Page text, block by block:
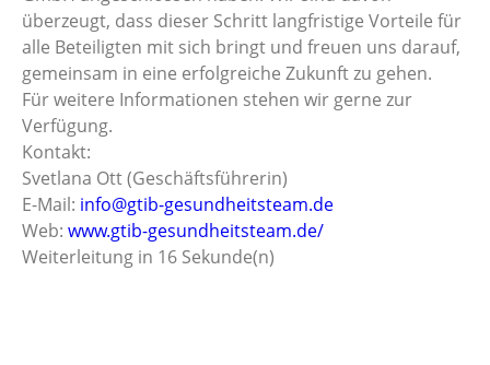
überzeugt, dass dieser Schritt langfristige Vorteile für
alle Beteiligten mit sich bringt und freuen uns darauf,
gemeinsam in eine erfolgreiche Zukunft zu gehen.
Für weitere Informationen stehen wir gerne zur
Verfügung.
Kontakt:
Svetlana Ott (Geschäftsführerin)
E-Mail: info@gtib-gesundheitsteam.de
Web: www.gtib-gesundheitsteam.de/
Weiterleitung in 16 Sekunde(n)